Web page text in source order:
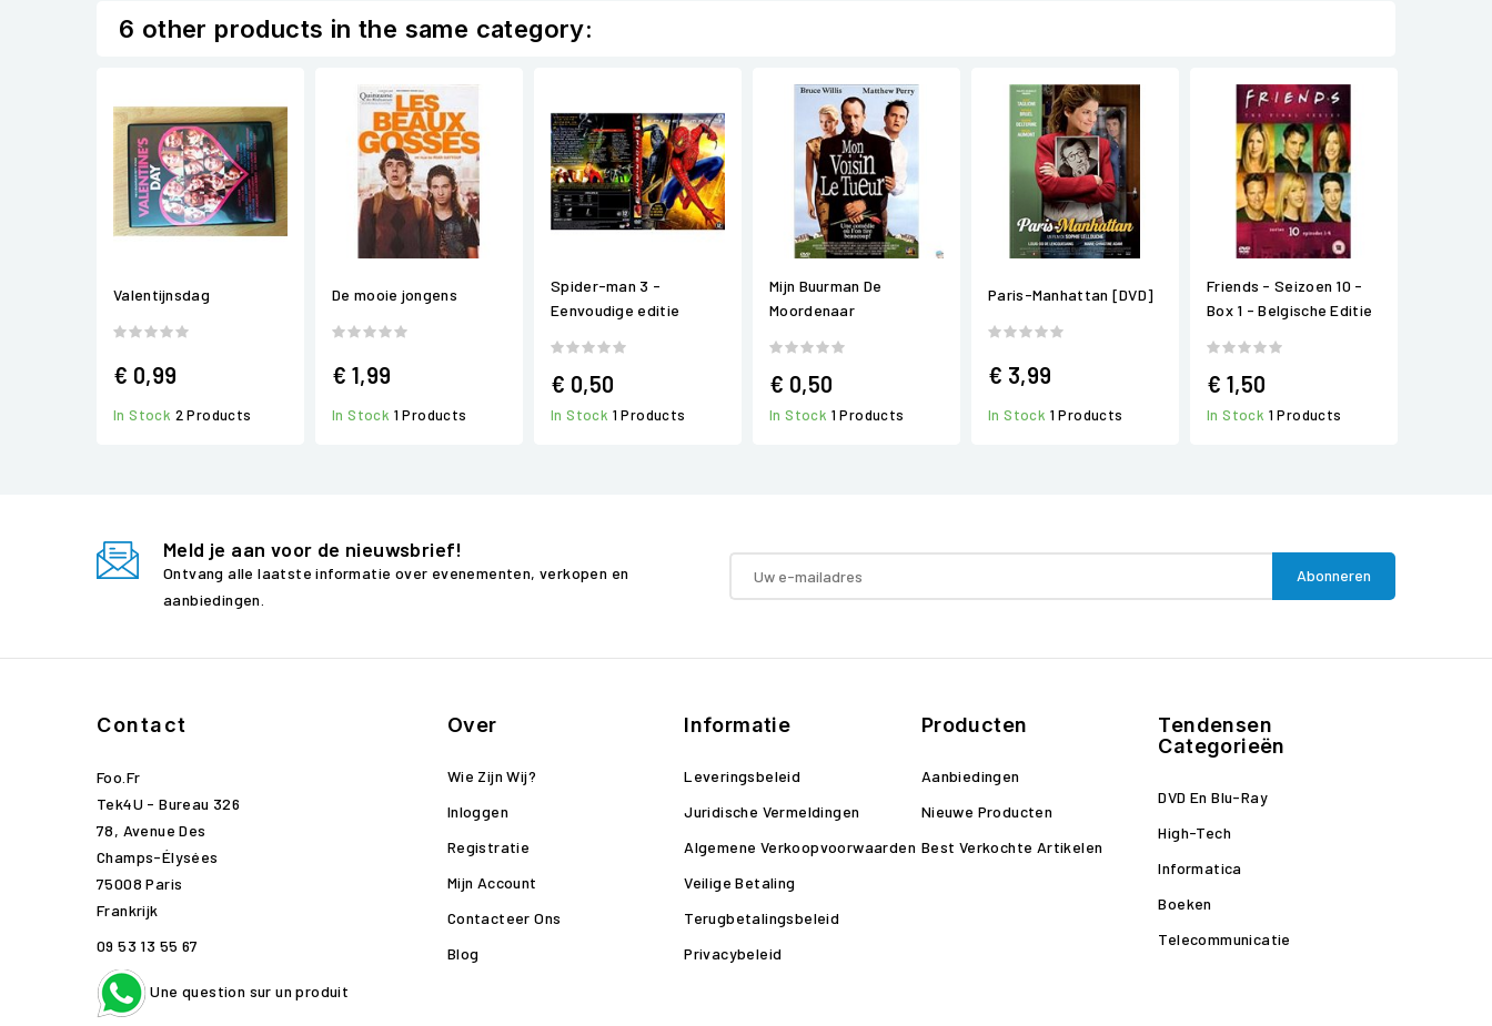
6 other products in the same category:
Valentijnsdag
€ 0,99
In Stock 2 Products
De mooie jongens
€ 1,99
In Stock 1 Products
Spider-man 3 -
Eenvoudige editie
€ 0,50
In Stock 1 Products
Mijn Buurman De
Moordenaar
€ 0,50
In Stock 1 Products
Paris-Manhattan [DVD]
€ 3,99
In Stock 1 Products
Friends - Seizoen 10 -
Box 1 - Belgische Editie
€ 1,50
In Stock 1 Products
Meld je aan voor de nieuwsbrief!
Ontvang alle laatste informatie over evenementen, verkopen en
aanbiedingen.
Contact
Foo.fr
Tek4U - Bureau 326
78, Avenue Des
Champs-Élysées
75008 Paris
Frankrijk
09 53 13 55 67
Une question sur un produit
Over
Wie Zijn Wij?
Inloggen
Registratie
Mijn Account
Contacteer Ons
Blog
Informatie
Leveringsbeleid
Juridische Vermeldingen
Algemene Verkoopvoorwaarden
Veilige Betaling
Terugbetalingsbeleid
Privacybeleid
Producten
Aanbiedingen
Nieuwe Producten
Best Verkochte Artikelen
Tendensen
Categorieën
DVD En Blu-Ray
High-Tech
Informatica
Boeken
Telecommunicatie